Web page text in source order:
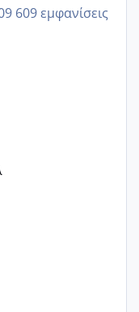
του ιδιωτικού
παιδικό στ
609 εμφανίσεις